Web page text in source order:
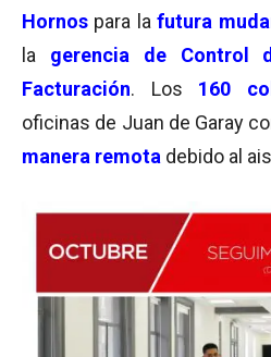
Hornos para lafutura
la gerencia de Control
Facturación. Los 160
oficinas de Juan de Garay
manera remota debido al